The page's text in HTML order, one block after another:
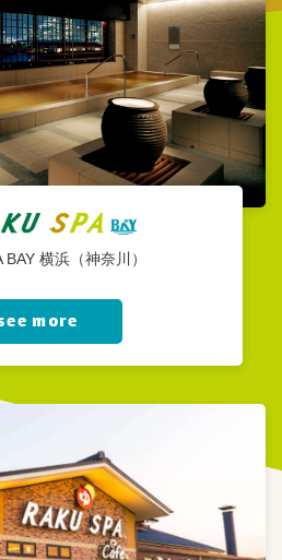
BAY 横浜（神奈川）
more